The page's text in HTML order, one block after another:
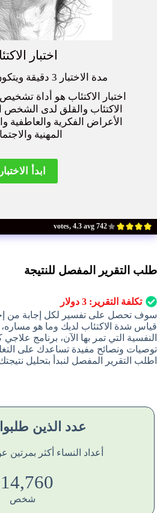
742 votes, 4.3 avg
اختبار
مدة الاختبار 3 دقيقة ويتكون من 21 سؤال.
اختبار الاكتئاب هو أداة
الاكتئاب والقلق لدى الشخص
الأعراض الفكرية والعاطفية
المهنية
طلب التقرير المفصل للنتيجة
تكلفة التقرير: 3 دولار
سوف تحصل على تفسير لكل إجابة من
قياس شدة الاكتئاب لديك وما هو
النفسية التي تمر بها الآن، برنامج
توصيات ونصائح مفيدة تساعدك على
اطلب التقرير المفصل لنبدأ بتحليل نتيجتك
عدد الذين طلبوا
أعداد النساء أكثر
شخص